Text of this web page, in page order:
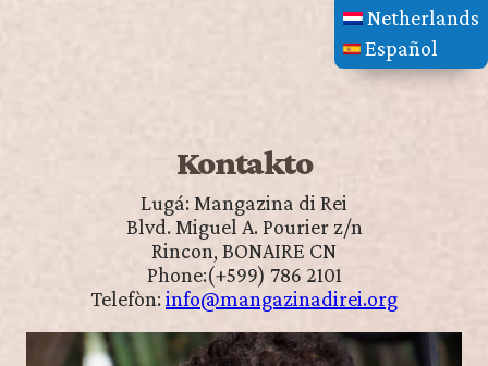
Netherlands
Español
Kontakto
Lugá: Mangazina di Rei
Blvd. Miguel A. Pourier z/n
Rincon, BONAIRE CN
Phone:(+599) 786 2101
Telefòn:info@mangazinadirei.org